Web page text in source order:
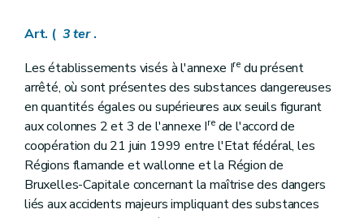
Art. ( 3ter .
Les établissements visés à l'annexe Iredu présent
arrêté, où sont présentes des substances dangereuses
en quantités égales ou supérieures aux seuils figurant
aux colonnes 2 et 3 de l'annexe Irede l'accord de
coopération du 21 juin 1999 entre l'Etat fédéral, les
Régions flamande et wallonne et la Région de
Bruxelles-Capitale concernant la maîtrise des dangers
liés aux accidents majeurs impliquant des substances